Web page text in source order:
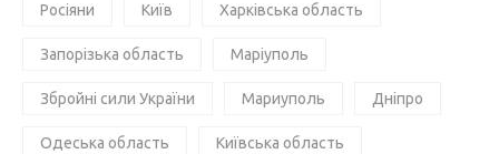
Росіяни Київ Харківська область
Запорізька область Маріуполь
Збройні сили України Мариуполь Дніпро
Одеська область Київська область